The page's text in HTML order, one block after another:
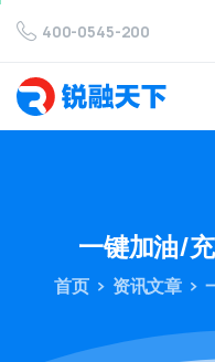
400-0545-200
一键加油/
首页 资讯文章